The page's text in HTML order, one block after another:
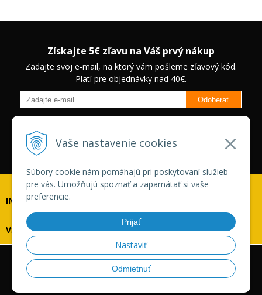
Vaše nastavenie cookies
Súbory cookie nám pomáhajú pri poskytovaní služieb
pre vás. Umožňujú spoznať a zapamätať si vaše
preferencie.
Prijať
Nastaviť
Odmietnuť
Získajte 5€ zľavu na Váš prvý nákup
Zadajte svoj e-mail, na ktorý vám pošleme zľavový kód.
Platí pre objednávky nad 40€.
Odoberať
zľavách na vybrané produkty.
Neplatí pre Veľkoobchodných
zákazníkov.
INFOLINKA
VŠETKO O NÁKUPE
© 2026 Vaskonaradie.sk •tvorba eshopu cez UNIobchod
webhostingspoločnostiWEBYGROUP